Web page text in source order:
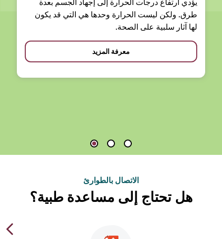
يؤدي ارتفاع درجات الحرارة إلى إجهاد الجسم بعدة
طرق. ولكن ليست الحرارة وحدها هي التي قد يكون
لها آثار سلبية على الصحة.
معرفة المزيد
الاتصال بالطوارئ
هل تحتاج إلى مساعدة طبية؟